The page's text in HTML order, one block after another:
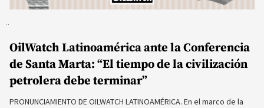
OilWatch Latinoamérica ante la Conferencia
de Santa Marta: “El tiempo de la civilización
petrolera debe terminar”
PRONUNCIAMIENTO DE OILWATCH LATINOAMÉRICA. En el marco de la